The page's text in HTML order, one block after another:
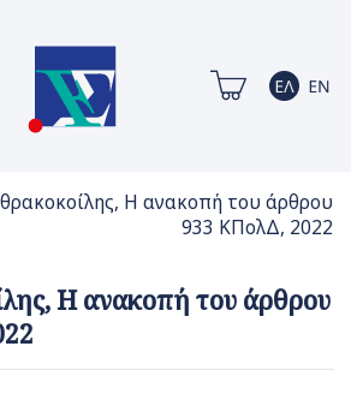
Η ανακοπή του άρθρου
933 ΚΠολΔ, 2022
Η ανακοπή του άρθρου